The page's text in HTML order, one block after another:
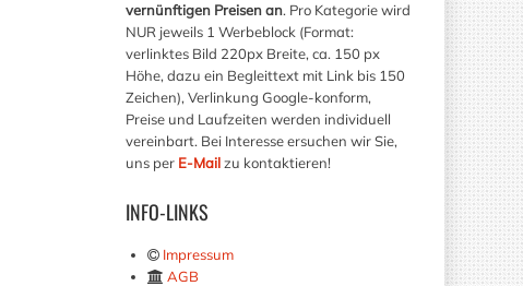
vernünftigen Preisen an. Pro Kategorie wird
NUR jeweils 1 Werbeblock (Format:
verlinktes Bild 220px Breite, ca. 150 px
Höhe, dazu ein Begleittext mit Link bis 150
Zeichen), Verlinkung Google-konform,
Preise und Laufzeiten werden individuell
vereinbart. Bei Interesse ersuchen wir Sie,
uns per E-Mailzu kontaktieren!
INFO-LINKS
Impressum
AGB